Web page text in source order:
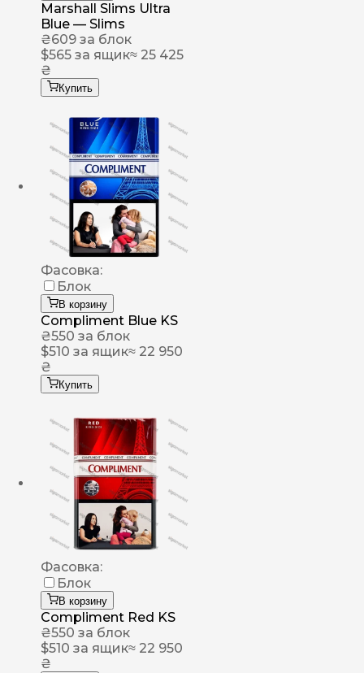
Marshall Slims Ultra
Blue — Slims
₴609 за блок
$565 за ящик≈ 25 425
₴
Купить
Фасовка:
Блок
В корзину
Compliment Blue KS
₴550 за блок
$510 за ящик≈ 22 950
₴
Купить
Фасовка:
Блок
В корзину
Compliment Red KS
₴550 за блок
$510 за ящик≈ 22 950
₴